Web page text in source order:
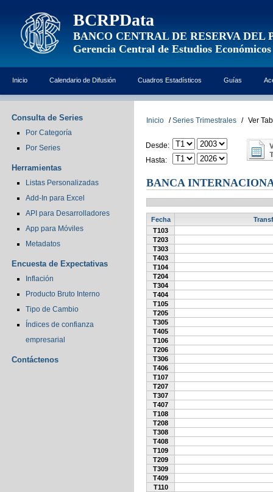
BCRPData
BANCO CENTRAL DE RESERVA DEL
Gerencia Central de Estudios Económicos
Inicio Calendario de Difusión Cuadros Estadísticos Guías
Consulta de Series
Por Categoría
Por Series
Herramientas
Listas Personalizadas
Add-In para Excel
API para Desarrolladores
App para Móviles
Metadatos
Encuesta de Expectativas
Inflación
Producto Bruto Interno
Tipo de Cambio
Índices de confianza
empresarial
Contáctenos
Inicio / Series Trimestrales / Ver
Desde:
Hasta:
BANCA
Fecha
T103
T203
T303
T403
T104
T204
T304
T404
T105
T205
T305
T405
T106
T206
T306
T406
T107
T207
T307
T407
T108
T208
T308
T408
T109
T209
T309
T409
T110